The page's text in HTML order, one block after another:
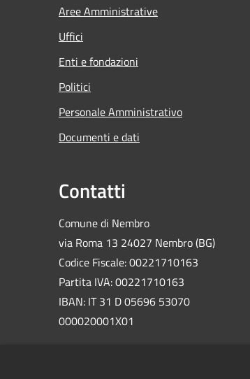
Aree Amministrative
Uffici
Enti e fondazioni
Politici
Personale Amministrativo
Documenti e dati
Contatti
Comune di Nembro
via Roma 13 24027 Nembro (BG)
Codice Fiscale: 00221710163
Partita IVA: 00221710163
IBAN: IT 31 D 05696 53070
000020001X01